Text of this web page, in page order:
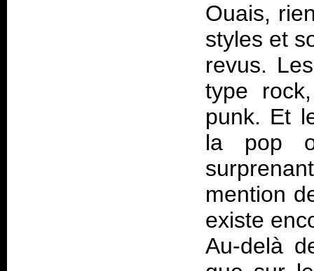
Ouais,
styles et
revus.
type
punk. Et
la pop
mention
existe
Au-delà